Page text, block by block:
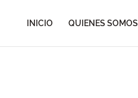
INICIO QUIENES SOMOS